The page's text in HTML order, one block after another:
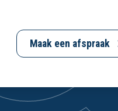
Maak een afspraak